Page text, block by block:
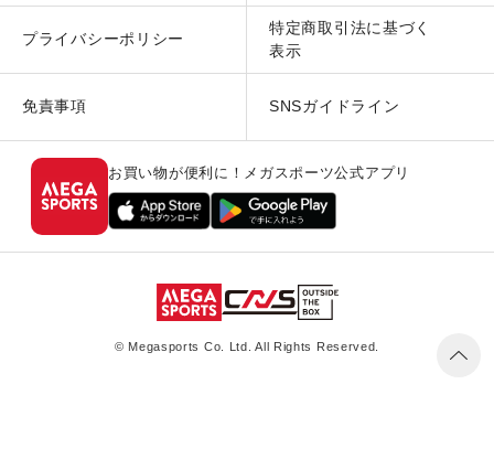
プライバシーポリシー
特定商取引法に基づく
表示
免責事項 SNSガイドライン
お買い物が便利に！メガスポーツ公式アプリ
© Megasports Co. Ltd. All Rights Reserved.